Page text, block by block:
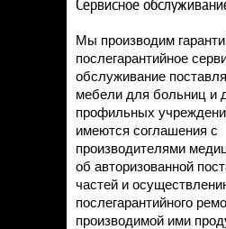
Сервисное
Мы производим
послегарантийное
обслуживание
мебели для больниц и
профильных
имеются соглашения с
производителями
об авторизованной
частей и
послегарантийного
производимой ими